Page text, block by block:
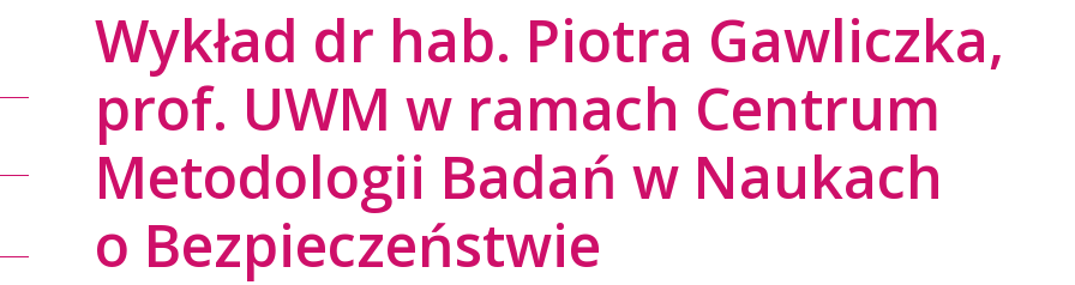
Wykład dr hab. Piotra Gawliczka,
prof. UWM w ramach Centrum
Metodologii Badań w Naukach
o Bezpieczeństwie